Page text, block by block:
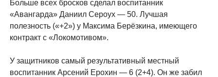
Больше всех бросков сделал воспитанник
«Авангарда» Даниил Сероух — 50. Лучшая
полезность («+2») у Максима Берёзкина, имеющего
контракт с «Локомотивом».
У защитников самый результативный местный
воспитанник Арсений Ерохин — 6 (2+4). Он же забил